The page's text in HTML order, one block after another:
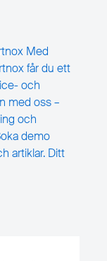
Med
får du ett
och
med oss –
och
demo
artiklar. Ditt